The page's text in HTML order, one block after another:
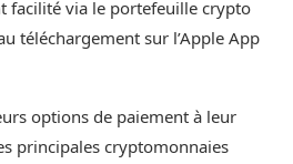
facilité via le portefeuille crypto
téléchargement sur l’Apple App
options de paiement à leur
principales cryptomonnaies